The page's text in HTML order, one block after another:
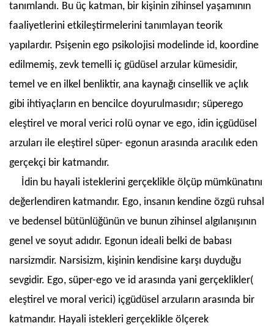
tanımlandı. Bu üç katman, bir kişinin zihinsel yaşamının
faaliyetlerini etkileştirmelerini tanımlayan teorik
yapılardır. Psişenin ego psikolojisi modelinde id, koordine
edilmemiş, zevk temelli iç güdüsel arzular kümesidir,
temel ve en ilkel benliktir, ana kaynağı cinsellik ve açlık
gibi ihtiyaçların en bencilce doyurulmasıdır; süperego
eleştirel ve moral verici rolü oynar ve ego, idin içgüdüsel
arzuları ile eleştirel süper- egonun arasında aracılık eden
gerçekçi bir katmandır.
İdin bu hayali isteklerini gerçeklikle ölçüp mümkünatını
değerlendiren katmandır. Ego, insanın kendine özgü ruhsal
ve bedensel bütünlüğünün ve bunun zihinsel algılanışının
genel ve soyut adıdır. Egonun ideali belki de babası
narsizmdir. Narsisizm, kişinin kendisine karşı duyduğu
sevgidir. Ego, süper-ego ve id arasında yani gerçeklikler(
eleştirel ve moral verici) içgüdüsel arzuların arasında bir
katmandır. Hayali istekleri gerçeklikle ölçerek